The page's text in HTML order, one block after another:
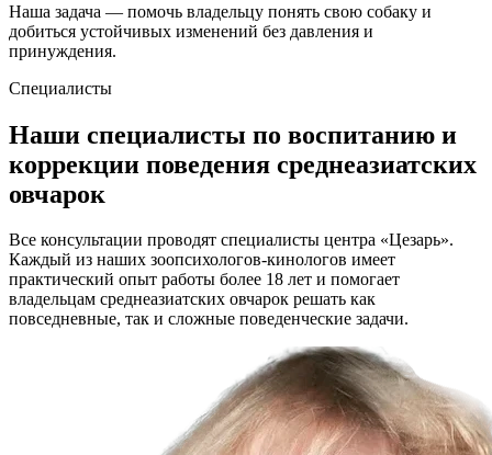
Наша задача — помочь владельцу понять свою собаку и
добиться устойчивых изменений без давления и
принуждения.
Специалисты
Наши специалисты по воспитанию и
коррекции поведения среднеазиатских
овчарок
Все консультации проводят специалисты центра «Цезарь».
Каждый из наших зоопсихологов-кинологов имеет
практический опыт работы более 18 лет и помогает
владельцам среднеазиатских овчарок решать как
повседневные, так и сложные поведенческие задачи.